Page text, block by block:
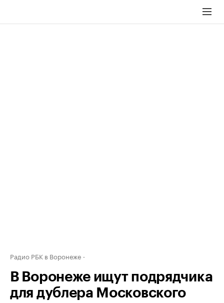
Радио РБК в Воронеже
В Воронеже ищут подрядчика
для дублера Московского